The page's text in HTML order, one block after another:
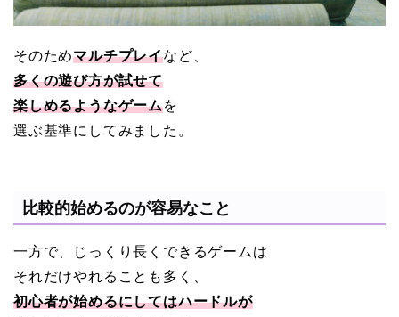
そのためマルチプレイなど、
多くの遊び方が試せて
楽しめるようなゲームを
選ぶ基準にしてみました。
比較的始めるのが容易なこと
一方で、じっくり長くできるゲームは
それだけやれることも多く、
初心者が始めるにしてはハードルが